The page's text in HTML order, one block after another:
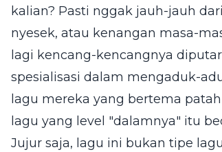
kalian? Pasti nggak jauh-jauh
nyesek, atau kenangan masa-
lagi kencang-kencangnya
spesialisasi dalam mengaduk-
lagu mereka yang bertema
lagu yang level "dalamnya" itu
Jujur saja, lagu ini bukan tipe